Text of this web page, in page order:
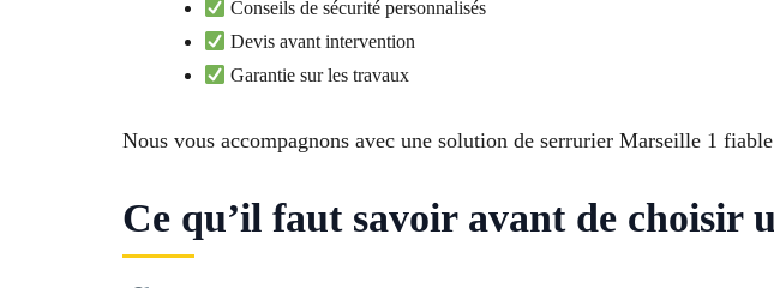
Conseils de sécurité personnalisés
Devis avant intervention
Garantie sur les travaux
Nous vous accompagnons avec une solution de serrurier Marseille 1
Ce qu’il faut savoir avant de choisir